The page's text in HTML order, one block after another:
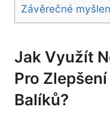
Závěrečné
Jak Využít
Pro
Balíků?